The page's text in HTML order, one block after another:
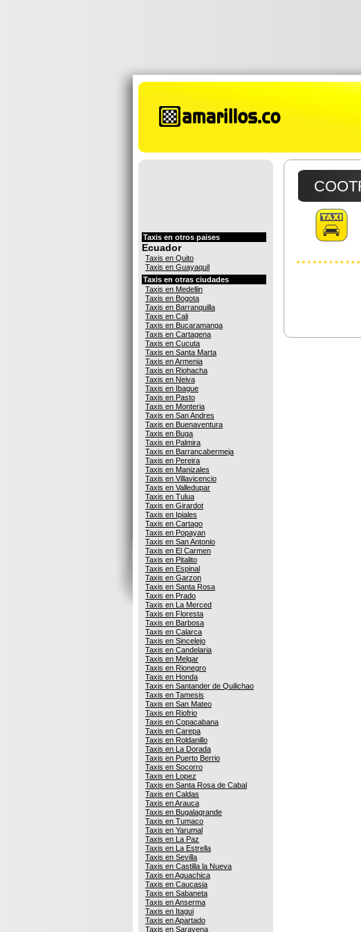
Taxis en otros paises
Ecuador
Taxis en Quito
Taxis en Guayaquil
Taxis en otras ciudades
Taxis en Medellin
Taxis en Bogota
Taxis en Barranquilla
Taxis en Cali
Taxis en Bucaramanga
Taxis en Cartagena
Taxis en Cucuta
Taxis en Santa Marta
Taxis en Armenia
Taxis en Riohacha
Taxis en Neiva
Taxis en Ibague
Taxis en Pasto
Taxis en Monteria
Taxis en San Andres
Taxis en Buenaventura
Taxis en Buga
Taxis en Palmira
Taxis en Barrancabermeja
Taxis en Pereira
Taxis en Manizales
Taxis en Villavicencio
Taxis en Valledupar
Taxis en Tulua
Taxis en Girardot
Taxis en Ipiales
Taxis en Cartago
Taxis en Popayan
Taxis en San Antonio
Taxis en El Carmen
Taxis en Pitalito
Taxis en Espinal
Taxis en Garzon
Taxis en Santa Rosa
Taxis en Prado
Taxis en La Merced
Taxis en Floresta
Taxis en Barbosa
Taxis en Calarca
Taxis en Sincelejo
Taxis en Candelaria
Taxis en Melgar
Taxis en Rionegro
Taxis en Honda
Taxis en Santander de Quilichao
Taxis en Tamesis
Taxis en San Mateo
Taxis en Riofrio
Taxis en Copacabana
Taxis en Carepa
Taxis en Roldanillo
Taxis en La Dorada
Taxis en Puerto Berrio
Taxis en Socorro
Taxis en Lopez
Taxis en Santa Rosa de Cabal
Taxis en Caldas
Taxis en Arauca
Taxis en Bugalagrande
Taxis en Tumaco
Taxis en Yarumal
Taxis en La Paz
Taxis en La Estrella
Taxis en Sevilla
Taxis en Castilla la Nueva
Taxis en Aguachica
Taxis en Caucasia
Taxis en Sabaneta
Taxis en Anserma
Taxis en Itagui
Taxis en Apartado
Taxis en Saravena